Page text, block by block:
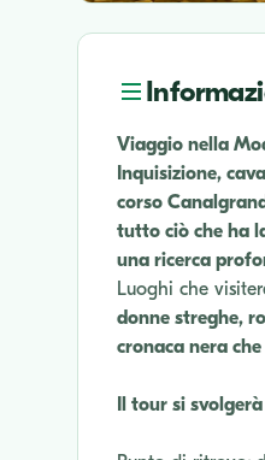
Viaggio nella
Inquisizione,
corso
tutto ciò che ha
una ricerca
Luoghi che
donne streghe,
cronaca nera
Il tour si